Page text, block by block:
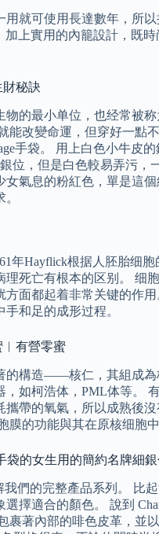
就可使用長達數年，所
加上實用的內籠設計，既
財秘訣
的最小单位，也经常被
能改變命運，但穿好一點
手袋。 用上白色小牛皮
位，但是白色較易弄污，
氣息的粉紅色，單是這
年Hayflick根据人胚胎细
死亡有根本的区别。 细
面都起着非常关键的作
和足的成形过程。
有營零蜜
的構造——核仁，其組成
如柯浩体，PML体等。
帶的氧氣，所以成熟後
的功能與其在原核细胞
袋的女生用的簡約名牌細
們的完整產品系列。 比
擇適合的顏色。 說到
裹著內部的啡色皮革，並